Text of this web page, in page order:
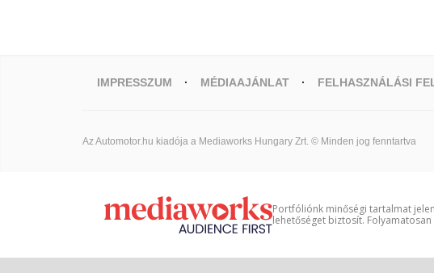
IMPRESSZUM MÉDIAAJÁNLAT FELHASZNÁLÁSI
Az Automotor.hu kiadója a Mediaworks Hungary Zrt. © Minden jog fenntartva
Portfóliónk minőségi tartalmat
lehetőséget biztosít.